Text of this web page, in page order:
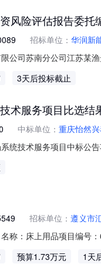
风险评估报告委托
招标单位： 华润新
公司苏南分公司江苏某
时30分00秒供应商提
3天后投标截止
术服务项目比选结
中标单位： 重庆怡然
统技术服务项目中标公
家：智慧工地及消纳场
招标单位： 遵义市
称：床上用品项目编号
要求:不限:详见公告;1批
预算1.73万元 1天